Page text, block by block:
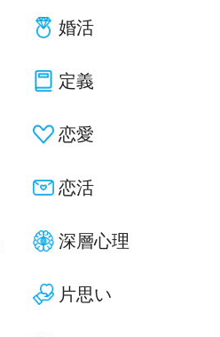
婚活
定義
恋愛
恋活
深層心理
片思い